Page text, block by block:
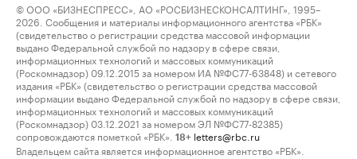
© ООО «БИЗНЕСПРЕСС», АО «РОСБИЗНЕСКОНСАЛТИНГ», 1995–
2026. Сообщения и материалы информационного агентства «РБК»
(свидетельство о регистрации средства массовой информации
выдано Федеральной службой по надзору в сфере связи,
информационных технологий и массовых коммуникаций
(Роскомнадзор) 09.12.2015 за номером ИА №ФС77-63848) и сетевого
издания «РБК» (свидетельство о регистрации средства массовой
информации выдано Федеральной службой по надзору в сфере связи,
информационных технологий и массовых коммуникаций
(Роскомнадзор) 03.12.2021 за номером ЭЛ №ФС77-82385)
сопровождаются пометкой «РБК».
18+ letters@rbc.ru
Владельцем сайта является информационное агентство «РБК».